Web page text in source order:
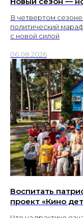
В четвертом
политический
с новой силой
06.08.2026
Воспитать
проект «Кино